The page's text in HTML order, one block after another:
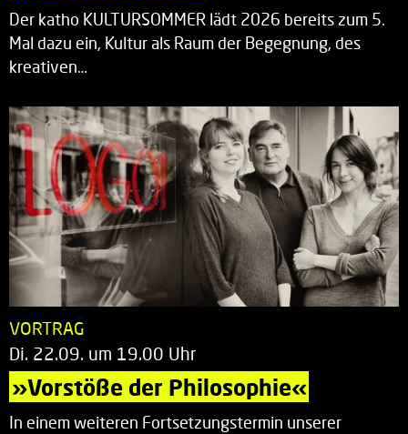
Der katho KULTURSOMMER lädt 2026 bereits zum 5.
Mal dazu ein, Kultur als Raum der Begegnung, des
kreativen…
VORTRAG
Di. 22.09. um 19.00 Uhr
»Vorstöße der Philosophie«
In einem weiteren Fortsetzungstermin unserer